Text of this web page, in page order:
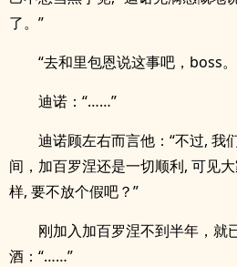
了。”
“去和里包恩说这事吧，boss。
迪诺：“……”
迪诺顾左右而言他：“不过, 我
间，加百罗涅还是一切顺利, 可见
样, 要不放个假吧？”
刚加入加百罗涅不到半年，就
酒：“……”